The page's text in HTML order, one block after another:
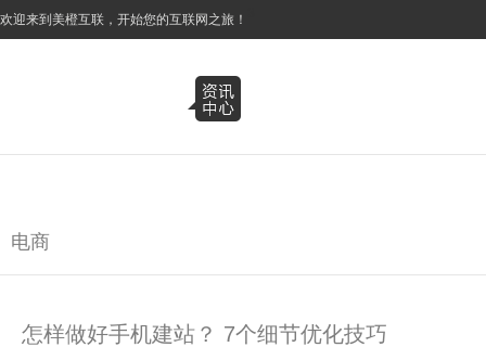
欢迎来到美橙互联，开始您的互联网之旅！
电商
怎样做好手机建站？ 7个细节优化技巧